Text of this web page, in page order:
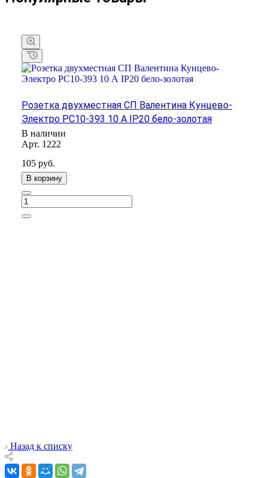
Розетка двухместная СП Валентина Кунцево-
Электро РС10-393 10 А IP20 бело-золотая
В наличии
Арт. 1222
105 руб.
В корзину
Назад к списку